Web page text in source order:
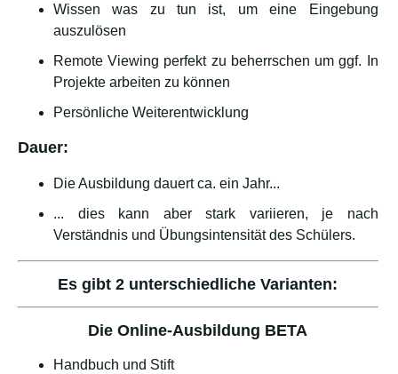
Wissen was zu tun ist, um eine Eingebung
auszulösen
Remote Viewing perfekt zu beherrschen um ggf. In
Projekte arbeiten zu können
Persönliche Weiterentwicklung
Dauer:
Die Ausbildung dauert ca. ein Jahr...
... dies kann aber stark variieren, je nach
Verständnis und Übungsintensität des Schülers.
Es gibt 2 unterschiedliche Varianten:
Die Online-Ausbildung BETA
Handbuch und Stift